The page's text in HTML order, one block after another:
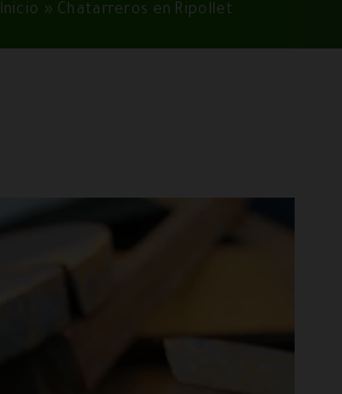
Inicio » Chatarreros en Ripollet